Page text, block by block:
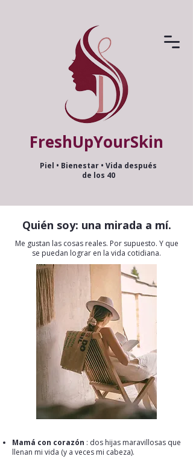
FreshUpYourSkin
Piel • Bienestar • Vida después
de los 40
Quién soy: una mirada a mí.
Me gustan las cosas reales. Por supuesto. Y que
se puedan lograr en la vida cotidiana.
Mamá con corazón : dos hijas maravillosas que
llenan mi vida (y a veces mi cabeza).